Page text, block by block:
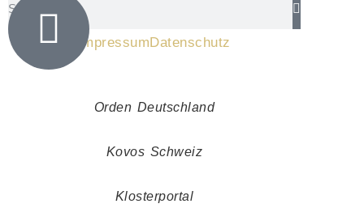
ImpressumDatenschutz
Orden Deutschland
Kovos Schweiz
Klosterportal